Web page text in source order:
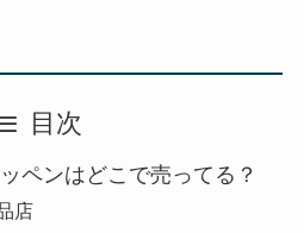
目次
ペンはどこで売ってる？
店